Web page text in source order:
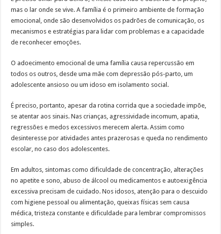
mas o lar onde se vive. A família é o primeiro ambiente de formação
emocional, onde são desenvolvidos os padrões de comunicação, os
mecanismos e estratégias para lidar com problemas e a capacidade
de reconhecer emoções.
O adoecimento emocional de uma família causa repercussão em
todos os outros, desde uma mãe com depressão pós-parto, um
adolescente ansioso ou um idoso em isolamento social.
É preciso, portanto, apesar da rotina corrida que a sociedade impõe,
se atentar aos sinais. Nas crianças, agressividade incomum, apatia,
regressões e medos excessivos merecem alerta. Assim como
desinteresse por atividades antes prazerosas e queda no rendimento
escolar, no caso dos adolescentes.
Em adultos, sintomas como dificuldade de concentração, alterações
no apetite e sono, abuso de álcool ou medicamentos e autoexigência
excessiva precisam de cuidado. Nos idosos, atenção para o descuido
com higiene pessoal ou alimentação, queixas físicas sem causa
médica, tristeza constante e dificuldade para lembrar compromissos
simples.